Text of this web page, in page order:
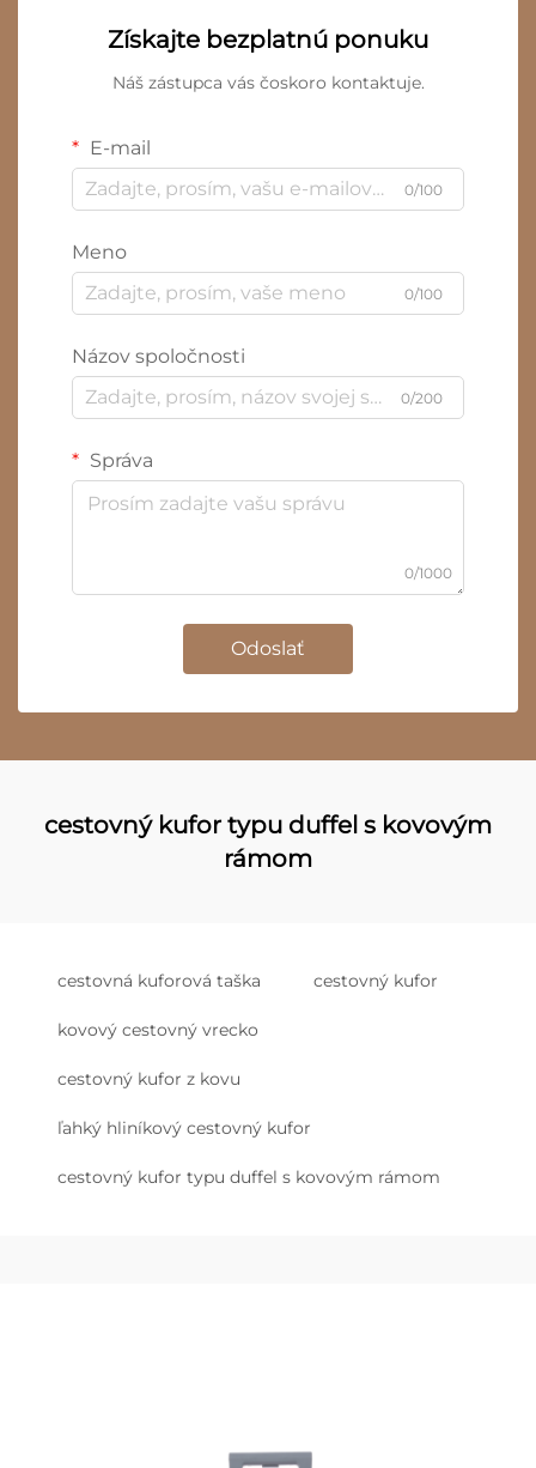
Získajte bezplatnú ponuku
Náš zástupca vás čoskoro kontaktuje.
E-mail
0/100
Meno
0/100
Názov spoločnosti
0/200
Správa
0/1000
Odoslať
cestovný kufor typu duffel s kovovým
rámom
cestovná kuforová taška cestovný kufor
kovový cestovný vrecko
cestovný kufor z kovu
ľahký hliníkový cestovný kufor
cestovný kufor typu duffel s kovovým rámom